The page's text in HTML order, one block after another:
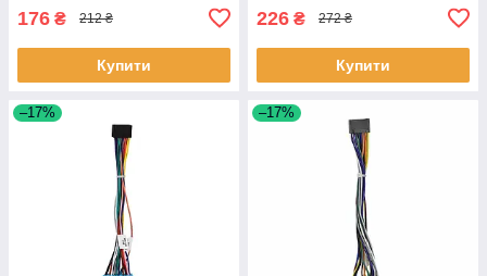
176 ₴ 212 ₴
Купити
226 ₴ 272 ₴
Купити
–17% –17%